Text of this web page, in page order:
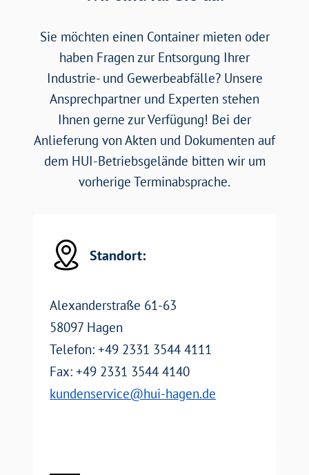
Sie möchten einen Container mieten oder
haben Fragen zur Entsorgung Ihrer
Industrie- und Gewerbeabfälle? Unsere
Ansprechpartner und Experten stehen
Ihnen gerne zur Verfügung! Bei der
Anlieferung von Akten und Dokumenten auf
dem HUI-Betriebsgelände bitten wir um
vorherige Terminabsprache.
Standort:
Alexanderstraße 61-63
58097 Hagen
Telefon: +49 2331 3544 4111
Fax: +49 2331 3544 4140
EMail:
kundenservice@hui-hagen.de